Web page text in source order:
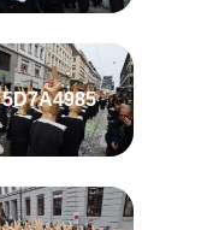
5D7A4985